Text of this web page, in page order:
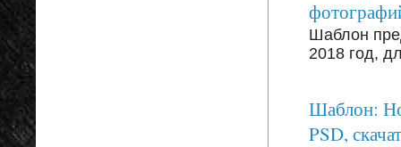
Шаблон
2018 год,
Шаблон:
PSD,